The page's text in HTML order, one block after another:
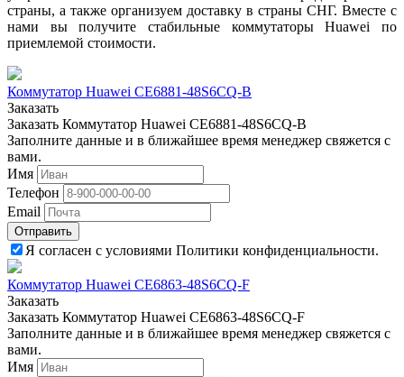
страны, а также организуем доставку в страны СНГ. Вместе с
нами вы получите стабильные коммутаторы Huawei по
приемлемой стоимости.
Коммутатор Huawei CE6881-48S6CQ-B
Заказать
Заказать Коммутатор Huawei CE6881-48S6CQ-B
Заполните данные и в ближайшее время менеджер свяжется с
вами.
Имя
Телефон
Email
Отправить
Я согласен с условиями Политики конфиденциальности.
Коммутатор Huawei CE6863-48S6CQ-F
Заказать
Заказать Коммутатор Huawei CE6863-48S6CQ-F
Заполните данные и в ближайшее время менеджер свяжется с
вами.
Имя